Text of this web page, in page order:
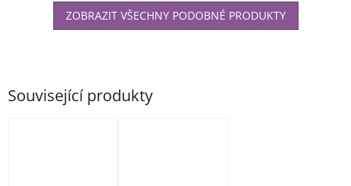
Související produkty
ZOBRAZIT VŠECHNY PODOBNÉ PRODUKTY